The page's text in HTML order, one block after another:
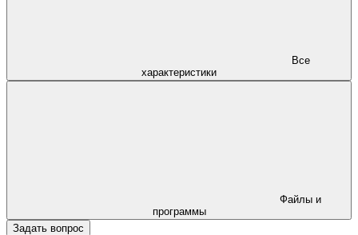
характеристики
программы
Задать вопрос